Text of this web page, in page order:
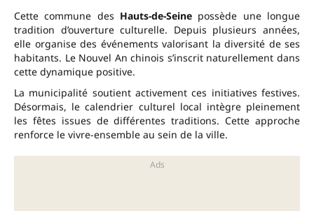
Cette commune des Hauts-de-Seine possède une longue
tradition d’ouverture culturelle. Depuis plusieurs années,
elle organise des événements valorisant la diversité de ses
habitants. Le Nouvel An chinois s’inscrit naturellement dans
cette dynamique positive.
La municipalité soutient activement ces initiatives festives.
Désormais, le calendrier culturel local intègre pleinement
les fêtes issues de différentes traditions. Cette approche
renforce le vivre-ensemble au sein de la ville.